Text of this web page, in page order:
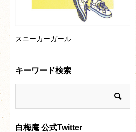
スニーカーガール
キーワード検索
白梅庵 公式Twitter